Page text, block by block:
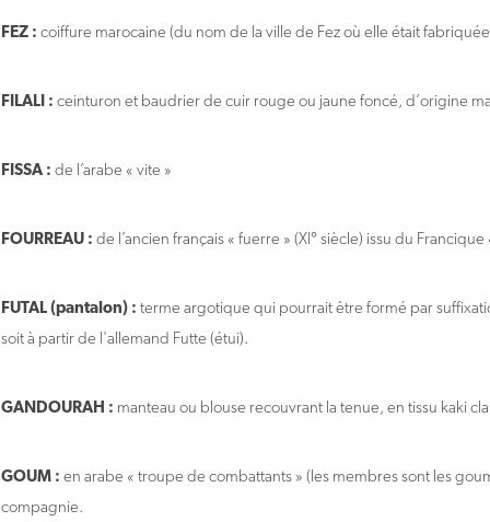
FEZ : coiffure marocaine (du nom de la ville de Fez où elle était
FILALI : ceinturon et baudrier de cuir rouge ou jaune foncé, d’origine
FISSA : de l’arabe « vite »
FOURREAU : de l’ancien français « fuerre » (XI° siècle) issu du Francique
FUTAL (pantalon) : terme argotique qui pourrait être formé par
soit à partir de l'allemand Futte (étui).
GANDOURAH : manteau ou blouse recouvrant la tenue, en tissu kaki
GOUM : en arabe « troupe de combattants » (les membres sont les
compagnie.